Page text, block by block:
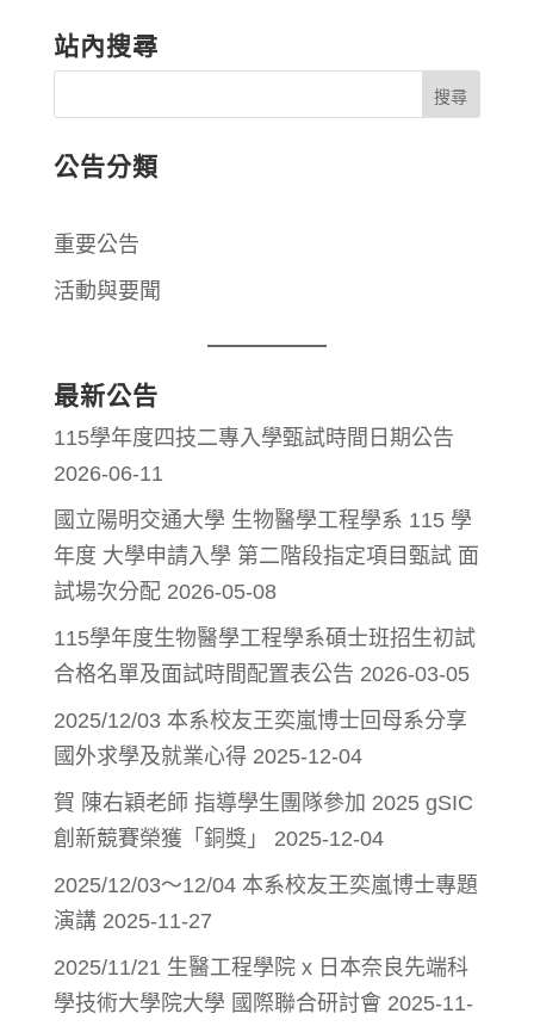
站內搜尋
公告分類
重要公告
活動與要聞
最新公告
115學年度四技二專入學甄試時間日期公告
2026-06-11
國立陽明交通大學 生物醫學工程學系 115 學
年度 大學申請入學 第二階段指定項目甄試 面
試場次分配 2026-05-08
115學年度生物醫學工程學系碩士班招生初試
合格名單及面試時間配置表公告 2026-03-05
2025/12/03 本系校友王奕嵐博士回母系分享
國外求學及就業心得 2025-12-04
賀 陳右穎老師 指導學生團隊參加 2025 gSIC
創新競賽榮獲「銅獎」
2025-12-04
2025/12/03～12/04 本系校友王奕嵐博士專題
演講 2025-11-27
2025/11/21 生醫工程學院 x 日本奈良先端科
學技術大學院大學 國際聯合研討會 2025-11-